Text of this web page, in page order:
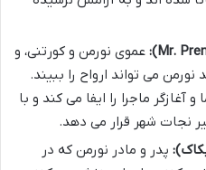
عموی نورمن و کورتنی، و
نورمن می تواند ارواح را ببیند.
ماجرا را ایفا می کند و با
نجات شهر قرار می دهد.
پدر و مادر نورمن که در